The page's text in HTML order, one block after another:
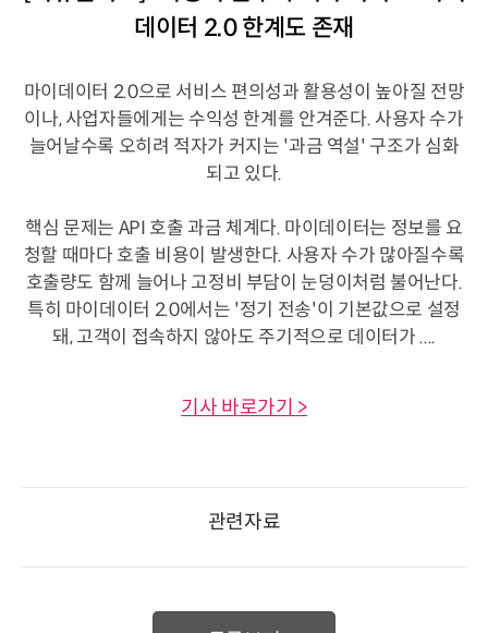
데이터 2.0 한계도 존재
마이데이터 2.0으로 서비스 편의성과 활용성이 높아질 전망
이나, 사업자들에게는 수익성 한계를 안겨준다. 사용자 수가
늘어날수록 오히려 적자가 커지는 '과금 역설' 구조가 심화
되고 있다.
핵심 문제는 API 호출 과금 체계다. 마이데이터는 정보를 요
청할 때마다 호출 비용이 발생한다. 사용자 수가 많아질수록
호출량도 함께 늘어나 고정비 부담이 눈덩이처럼 불어난다.
특히 마이데이터 2.0에서는 '정기 전송'이 기본값으로 설정
돼, 고객이 접속하지 않아도 주기적으로 데이터가 ....
기사 바로가기 >
관련자료